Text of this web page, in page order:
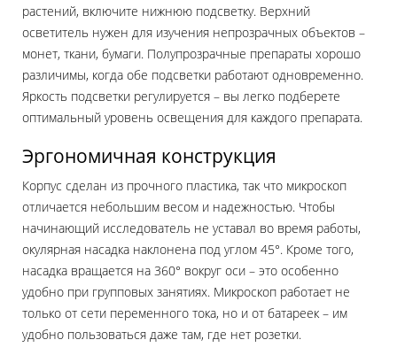
растений, включите нижнюю подсветку. Верхний
осветитель нужен для изучения непрозрачных объектов –
монет, ткани, бумаги. Полупрозрачные препараты хорошо
различимы, когда обе подсветки работают одновременно.
Яркость подсветки регулируется – вы легко подберете
оптимальный уровень освещения для каждого препарата.
Эргономичная конструкция
Корпус сделан из прочного пластика, так что микроскоп
отличается небольшим весом и надежностью. Чтобы
начинающий исследователь не уставал во время работы,
окулярная насадка наклонена под углом 45°. Кроме того,
насадка вращается на 360° вокруг оси – это особенно
удобно при групповых занятиях. Микроскоп работает не
только от сети переменного тока, но и от батареек – им
удобно пользоваться даже там, где нет розетки.